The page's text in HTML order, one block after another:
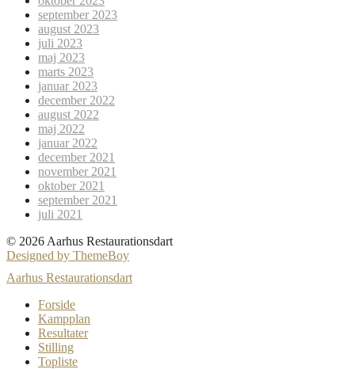
september 2023
august 2023
juli 2023
maj 2023
marts 2023
januar 2023
december 2022
august 2022
maj 2022
januar 2022
december 2021
november 2021
oktober 2021
september 2021
juli 2021
© 2026 Aarhus Restaurationsdart
Designed by ThemeBoy
Aarhus Restaurationsdart
Forside
Kampplan
Resultater
Stilling
Topliste